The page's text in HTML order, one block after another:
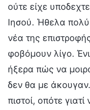
ούτε είχε
Ιησού. Ήθελα
νέα της
φοβόμουν λίγο.
ήξερα πώς να
δεν θα με
πιστοί, οπότε